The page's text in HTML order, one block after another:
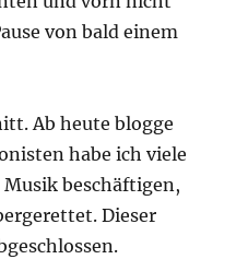
von bald einem
Ab heute blogge
habe ich viele
beschäftigen,
Dieser